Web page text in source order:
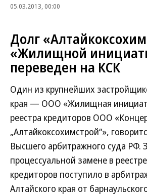
05.03.2013, 00:00
Долг
«Жилищной
переведен на КСК
Один из крупнейших
края — ООО «Жилищная
реестра кредиторов ООО
„Алтайкоксохимстрой“»,
Высшего арбитражного суда РФ.
процессуальной замене в
кредиторов поступило в
Алтайского края от